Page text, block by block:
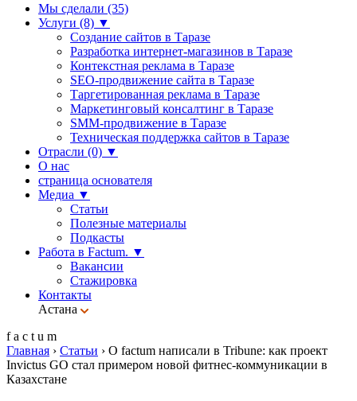
Мы сделали (35)
Услуги (8) ▼
Создание сайтов в Таразе
Разработка интернет-магазинов в Таразе
Контекстная реклама в Таразе
SEO-продвижение сайта в Таразе
Таргетированная реклама в Таразе
Маркетинговый консалтинг в Таразе
SMM-продвижение в Таразе
Техническая поддержка сайтов в Таразе
Отрасли (0) ▼
О нас
страница основателя
Медиа ▼
Статьи
Полезные материалы
Подкасты
Работа в Factum. ▼
Вакансии
Стажировка
Контакты
Астана
f a c t u m
Главная › Статьи › О factum написали в Tribune: как проект
Invictus GO стал примером новой фитнес-коммуникации в
Казахстане